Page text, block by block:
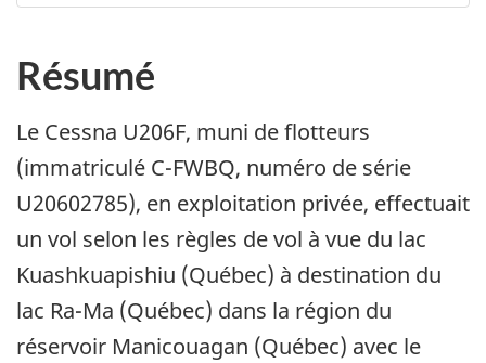
Résumé
Le Cessna U206F, muni de flotteurs
(immatriculé C-FWBQ, numéro de série
U20602785), en exploitation privée, effectuait
un vol selon les règles de vol à vue du lac
Kuashkuapishiu (Québec) à destination du
lac Ra-Ma (Québec) dans la région du
réservoir Manicouagan (Québec) avec le